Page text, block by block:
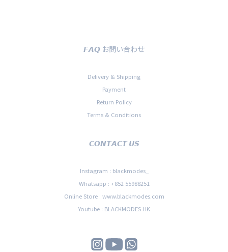
𝙁𝘼𝙌 お問い合わせ
Delivery & Shipping
Payment
Return Policy
Terms & Conditions
𝘾𝙊𝙉𝙏𝘼𝘾𝙏 𝙐𝙎
Instagram : blackmodes_
Whatsapp : +852 55988251
Online Store : www.blackmodes.com
Youtube : BLACKMODES HK